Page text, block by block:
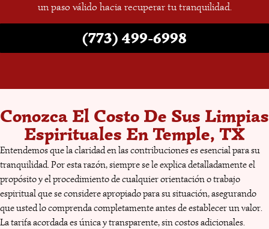
un paso válido hacia recuperar tu tranquilidad.
(773) 499-6998
Conozca El Costo De Sus Limpias
Espirituales En Temple, TX
Entendemos que la claridad en las contribuciones es esencial para su
tranquilidad. Por esta razón, siempre se le explica detalladamente el
propósito y el procedimiento de cualquier orientación o trabajo
espiritual que se considere apropiado para su situación, asegurando
que usted lo comprenda completamente antes de establecer un valor.
La tarifa acordada es única y transparente, sin costos adicionales.